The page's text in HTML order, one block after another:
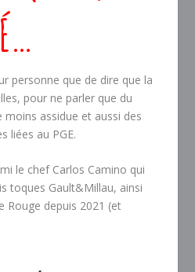
personne que de dire que la
pour ne parler que du
moins assidue et aussi des
liées au PGE.
le chef Carlos Camino qui
toques Gault&Millau, ainsi
Rouge depuis 2021 (et